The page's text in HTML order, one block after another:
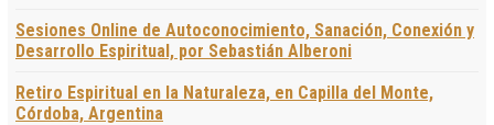
Sesiones Online de Autoconocimiento, Sanación, Conexión y
Desarrollo Espiritual, por Sebastián Alberoni
Retiro Espiritual en la Naturaleza, en Capilla del Monte,
Córdoba, Argentina